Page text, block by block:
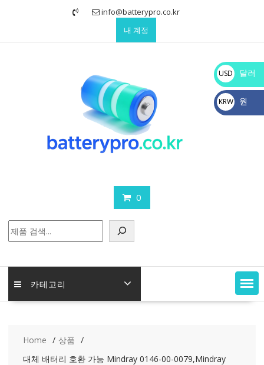
info@batterypro.co.kr
내 계정
0
색
카테고리
Home
상품
대체 배터리 호환 가능 Mindray 0146-00-0079,Mindray
USD
$
달러
KRW
₩
원